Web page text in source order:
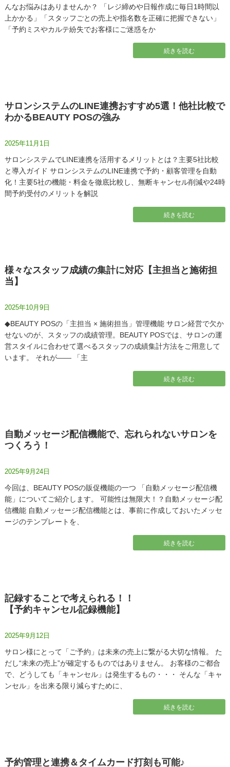
んなお悩みはありませんか？ 「レジ締めや日報作成に毎日1時間以
上かかる」「スタッフごとの売上や指名数を正確に把握できない」
「予約ミスやカルテ紛失でお客様にご迷惑をか
続きを読む
サロンシステムのLINE連携おすすめ5選！他社比較で
わかるBEAUTY POSの強み
2025年11月1日
サロンシステムでLINE連携を活用するメリットとは？主要5社比較
と導入ガイド サロンシステムのLINE連携で予約・顧客管理を自動
化！主要5社の機能・料金を徹底比較し、無断キャンセル削減や24時
間予約受付のメリットを解説
続きを読む
様々なスタッフ成績の集計に対応【主担当と施術担
当】
2025年10月9日
◆BEAUTY POSの「主担当 × 施術担当」管理機能 サロン経営で欠か
せないのが、スタッフの成績管理。BEAUTY POSでは、サロンの運
営スタイルに合わせて選べるスタッフの成績集計方法をご用意して
います。 それが―― 「主
続きを読む
自動メッセージ配信機能で、忘れられないサロンを
つくろう！
2025年9月24日
今回は、BEAUTY POSの販促機能の一つ 「自動メッセージ配信機
能」についてご紹介します。 可能性は無限大！？自動メッセージ配
信機能 自動メッセージ配信機能とは、事前に作成しておいたメッセ
ージのテンプレートを、
続きを読む
記録することで考えられる！！
【予約キャンセル記録機能】
2025年9月12日
サロン様にとって「ご予約」は未来の売上に繋がる大切な情報。 た
だし“未来の売上”が確定するものではありません。 お客様のご都合
で、どうしても「キャンセル」は発生するもの・・・ そんな「キャ
ンセル」を出来る限り減らすために、
続きを読む
予約管理と連携＆タイムカード打刻も可能♪